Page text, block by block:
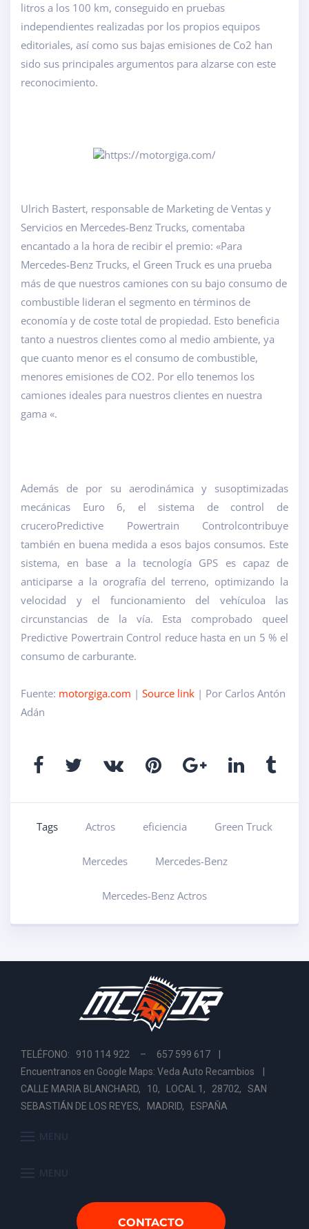
litros a los 100 km, conseguido en pruebas
independientes realizadas por los propios equipos
editoriales, así como sus bajas emisiones de Co2 han
sido sus principales argumentos para alzarse con este
reconocimiento.
Ulrich Bastert, responsable de Marketing de Ventas y
Servicios en Mercedes-Benz Trucks, comentaba
encantado a la hora de recibir el premio: «Para
Mercedes-Benz Trucks, el Green Truck es una prueba
más de que nuestros camiones con su bajo consumo de
combustible lideran el segmento en términos de
economía y de coste total de propiedad. Esto beneficia
tanto a nuestros clientes como al medio ambiente, ya
que cuanto menor es el consumo de combustible,
menores emisiones de CO2. Por ello tenemos los
camiones ideales para nuestros clientes en nuestra
gama «.
Además de por su aerodinámica y susoptimizadas
mecánicas Euro 6, el sistema de control de
cruceroPredictive Powertrain Controlcontribuye
también en buena medida a esos bajos consumos. Este
sistema, en base a la tecnología GPS es capaz de
anticiparse a la orografía del terreno, optimizando la
velocidad y el funcionamiento del vehículoa las
circunstancias de la vía. Esta comprobado queel
Predictive Powertrain Control reduce hasta en un 5 % el
consumo de carburante.
Fuente: motorgiga.com | Source link | Por Carlos Antón
Adán
Tags Actros eficiencia Green Truck
Mercedes Mercedes-Benz
Mercedes-Benz Actros
TELÉFONO: 910 114 922 – 657 599 617 |
Encuentranos en Google Maps: Veda Auto Recambios
CALLE MARIA BLANCHARD, 10, LOCAL 1, 28702, SAN
SEBASTIÁN DE LOS REYES, MADRID, ESPAÑA
MENU
MENU
CONTACTO